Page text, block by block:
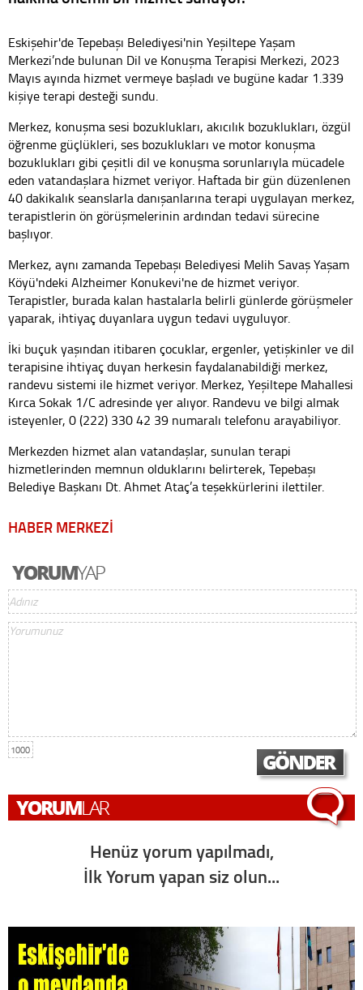
Eskişehir'de Tepebaşı Belediyesi'nin Yeşiltepe Yaşam
Merkezi’nde bulunan Dil ve Konuşma Terapisi Merkezi, 2023
Mayıs ayında hizmet vermeye başladı ve bugüne kadar 1.339
kişiye terapi desteği sundu.
Merkez, konuşma sesi bozuklukları, akıcılık bozuklukları, özgül
öğrenme güçlükleri, ses bozuklukları ve motor konuşma
bozuklukları gibi çeşitli dil ve konuşma sorunlarıyla mücadele
eden vatandaşlara hizmet veriyor. Haftada bir gün düzenlenen
40 dakikalık seanslarla danışanlarına terapi uygulayan merkez,
terapistlerin ön görüşmelerinin ardından tedavi sürecine
başlıyor.
Merkez, aynı zamanda Tepebaşı Belediyesi Melih Savaş Yaşam
Köyü'ndeki Alzheimer Konukevi'ne de hizmet veriyor.
Terapistler, burada kalan hastalarla belirli günlerde görüşmeler
yaparak, ihtiyaç duyanlara uygun tedavi uyguluyor.
İki buçuk yaşından itibaren çocuklar, ergenler, yetişkinler ve dil
terapisine ihtiyaç duyan herkesin faydalanabildiği merkez,
randevu sistemi ile hizmet veriyor. Merkez, Yeşiltepe Mahallesi
Kırca Sokak 1/C adresinde yer alıyor. Randevu ve bilgi almak
isteyenler, 0 (222) 330 42 39 numaralı telefonu arayabiliyor.
Merkezden hizmet alan vatandaşlar, sunulan terapi
hizmetlerinden memnun olduklarını belirterek, Tepebaşı
Belediye Başkanı Dt. Ahmet Ataç’a teşekkürlerini ilettiler.
HABER MERKEZİ
1000
Henüz yorum yapılmadı,
İlk Yorum yapan siz olun...